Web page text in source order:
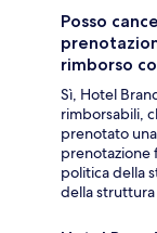
Posso
rimborso
Sì, Hotel
rimborsabili,
prenotato
prenotazione
politica della
della